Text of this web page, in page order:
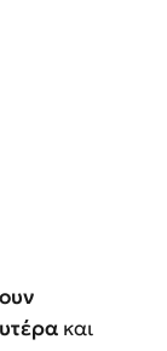
και